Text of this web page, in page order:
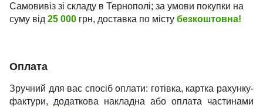
Самовивіз зі складу в Тернополі; за умови покупки на
суму від 25 000 грн, доставка по місту безкоштовна!
Оплата
Зручний для вас спосіб оплати: готівка, картка рахунку-
фактури, додаткова накладна або оплата частинами